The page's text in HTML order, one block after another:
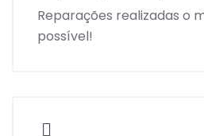
Reparações realizadas o
possível!